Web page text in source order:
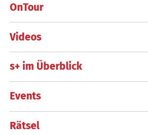
OnTour
Videos
s+ im Überblick
Events
Rätsel